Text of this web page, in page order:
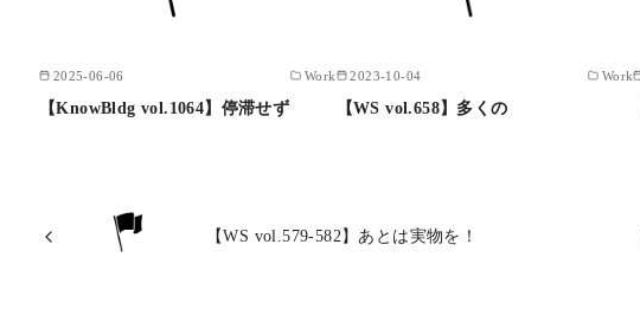
2025-06-06 Work
【KnowBldg vol.1064】停滞せず
2023-10-04 Work
【WS vol.658】多くの
【WS vol.579-582】あとは実物を！